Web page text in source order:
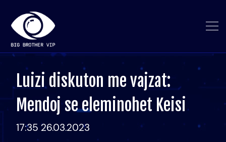
Luizi diskuton me vajzat:
Mendoj se eleminohet Keisi
17:35 26.03.2023